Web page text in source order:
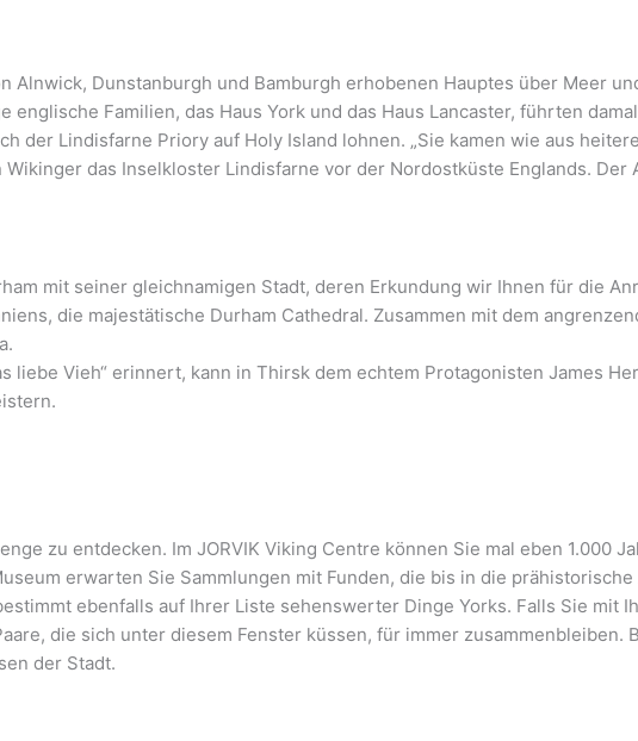
Alnwick, Dunstanburgh und Bamburgh erhobenen Hauptes über Meer
Familien, das Haus York und das Haus Lancaster, führten
der Lindisfarne Priory auf Holy Island lohnen. „Sie kamen wie aus
das Inselkloster Lindisfarne vor der Nordostküste Englands.
mit seiner gleichnamigen Stadt, deren Erkundung wir Ihnen für die
die majestätische Durham Cathedral. Zusammen mit dem
liebe Vieh“ erinnert, kann in Thirsk dem echtem Protagonisten James
zu entdecken. Im JORVIK Viking Centre können Sie mal eben 1.000
erwarten Sie Sammlungen mit Funden, die bis in die
ebenfalls auf Ihrer Liste sehenswerter Dinge Yorks. Falls Sie mit
die sich unter diesem Fenster küssen, für immer
der Stadt.